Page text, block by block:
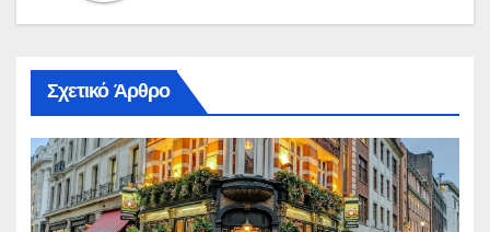
Σχετικό Άρθρο